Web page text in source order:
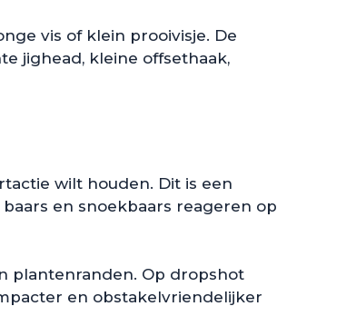
vis of klein prooivisje. De
jighead, kleine offsethaak,
wilt houden. Dit is een
en snoekbaars reageren op
plantenranden. Op dropshot
en obstakelvriendelijker